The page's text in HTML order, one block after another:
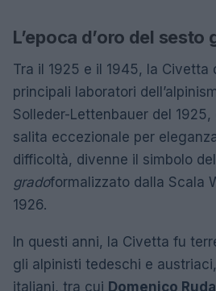
L’epoca d’oro del sesto
Tra il 1925 e il 1945, la Civetta
principali laboratori
Solleder-Lettenbauer del
salita eccezionale per
difficoltà, divenne il simbolo
gradoformalizzato dalla Scala
1926.
In questi anni, la Civetta fu
gli alpinisti tedeschi e
italiani, tra cui Domenico